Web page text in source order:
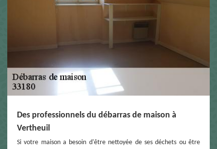
Des professionnels du débarras de maison à
Vertheuil
Si votre maison a besoin d'être nettoyée de ses déchets ou être